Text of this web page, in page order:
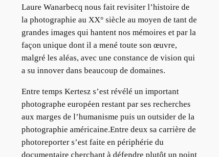
Laure Wanarbecq nous fait revisiter l’histoire de
la photographie au XX° siècle au moyen de tant de
grandes images qui hantent nos mémoires et par la
façon unique dont il a mené toute son œuvre,
malgré les aléas, avec une constance de vision qui
a su innover dans beaucoup de domaines.
Entre temps Kertesz s’est révélé un important
photographe européen restant par ses recherches
aux marges de l’humanisme puis un outsider de la
photographie américaine.Entre deux sa carrière de
photoreporter s’est faite en périphérie du
documentaire cherchant à défendre plutôt un point